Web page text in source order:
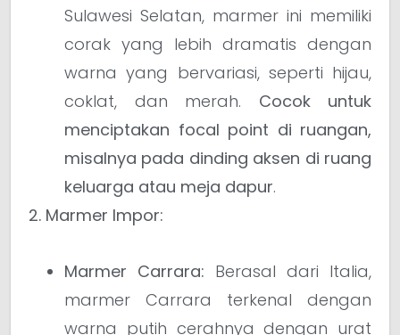
Sulawesi Selatan, marmer ini memiliki
corak yang lebih dramatis dengan
warna yang bervariasi, seperti hijau,
coklat, dan merah. Cocok untuk
menciptakan focal point di ruangan,
misalnya pada dinding aksen di ruang
keluarga atau meja dapur.
2. Marmer Impor:
Marmer Carrara: Berasal dari Italia,
marmer Carrara terkenal dengan
warna putih cerahnya dengan urat